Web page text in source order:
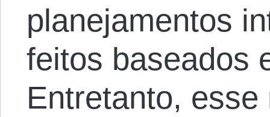
planejamentos
feitos baseados
Entretanto,